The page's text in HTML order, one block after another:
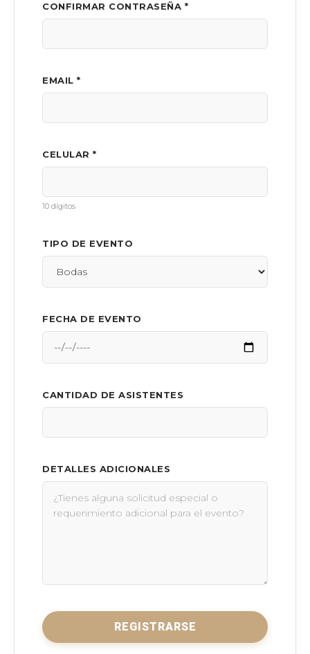
CONFIRMAR CONTRASEÑA *
EMAIL *
CELULAR *
10 dígitos
TIPO DE EVENTO
FECHA DE EVENTO
CANTIDAD DE ASISTENTES
DETALLES ADICIONALES
REGISTRARSE